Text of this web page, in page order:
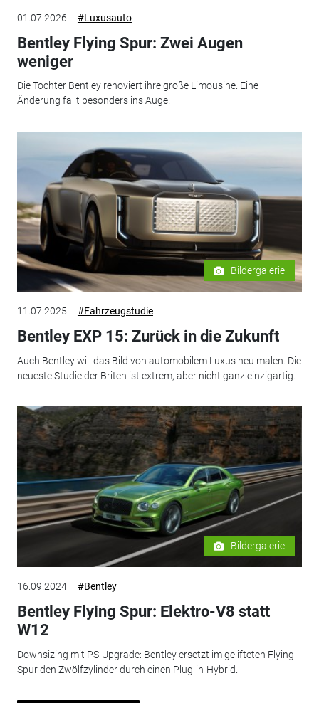
01.07.2026 #Luxusauto
Bentley Flying Spur: Zwei Augen
weniger
Die Tochter Bentley renoviert ihre große Limousine. Eine
Änderung fällt besonders ins Auge.
Bildergalerie
11.07.2025 #Fahrzeugstudie
Bentley EXP 15: Zurück in die Zukunft
Auch Bentley will das Bild von automobilem Luxus neu malen. Die
neueste Studie der Briten ist extrem, aber nicht ganz einzigartig.
Bildergalerie
16.09.2024 #Bentley
Bentley Flying Spur: Elektro-V8 statt
W12
Downsizing mit PS-Upgrade: Bentley ersetzt im gelifteten Flying
Spur den Zwölfzylinder durch einen Plug-in-Hybrid.